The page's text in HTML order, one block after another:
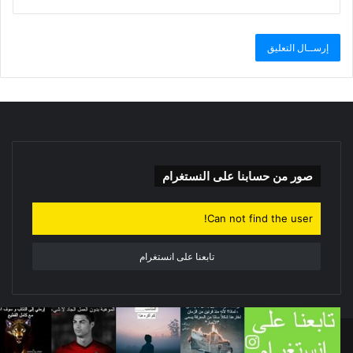
صور من حسابنا على النستغرام
Can not find the user!
تابعنا على انستغرام
© حقوق النشر 2020، جميع الحقوق محفوظة |